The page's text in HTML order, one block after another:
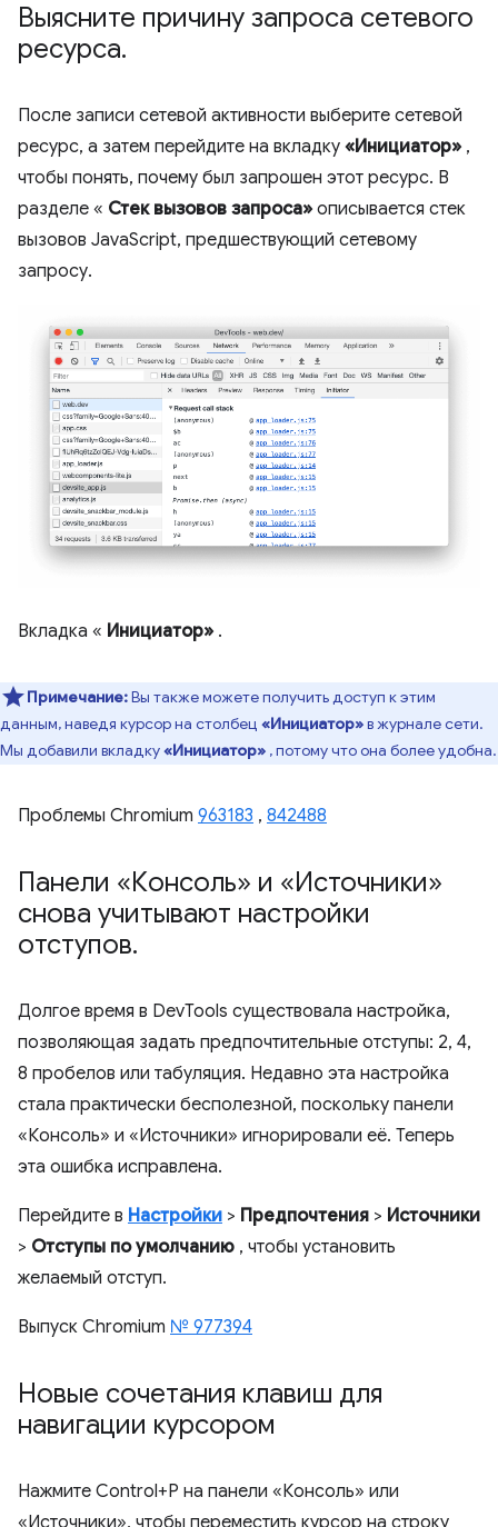
Выясните причину запроса сетевого
ресурса.
После записи сетевой активности выберите сетевой
ресурс, а затем перейдите на вкладку «Инициатор» ,
чтобы понять, почему был запрошен этот ресурс. В
разделе « Стек вызовов запроса» описывается стек
вызовов JavaScript, предшествующий сетевому
запросу.
Вкладка « Инициатор» .
Примечание:Вы также можете получить доступ к этим
данным, наведя курсор на столбец «Инициатор»в журнале сети.
Мы добавили вкладку«Инициатор» , потому что она более удобна.
Проблемы Chromium 963183 , 842488
Панели «Консоль» и «Источники»
снова учитывают настройки
отступов.
Долгое время в DevTools существовала настройка,
позволяющая задать предпочтительные отступы: 2, 4,
8 пробелов или табуляция. Недавно эта настройка
стала практически бесполезной, поскольку панели
«Консоль» и «Источники» игнорировали её. Теперь
эта ошибка исправлена.
Перейдите в Настройки > Предпочтения > Источники
> Отступы по умолчанию , чтобы установить
желаемый отступ.
Выпуск Chromium № 977394
Новые сочетания клавиш для
навигации курсором
Нажмите Control+P на панели «Консоль» или